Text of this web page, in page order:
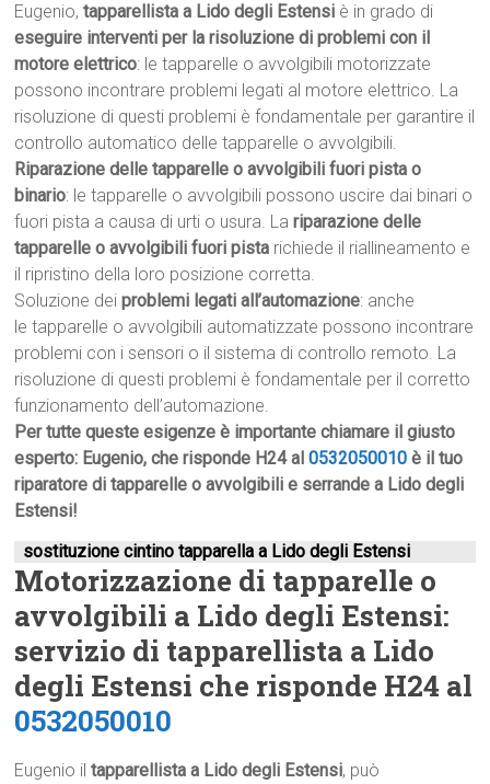
Eugenio,tapparellista a Lido degli Estensi è in grado di
eseguire interventi per la risoluzione di problemi con il
motore elettrico: le tapparelle o avvolgibili motorizzate
possono incontrare problemi legati al motore elettrico. La
risoluzione di questi problemi è fondamentale per garantire il
controllo automatico delle tapparelle o avvolgibili.
Riparazione delle tapparelle o avvolgibili fuori pista o
binario: le tapparelle o avvolgibili possono uscire dai binari o
fuori pista a causa di urti o usura. Lariparazione delle
tapparelle o avvolgibili fuori pista richiede il riallineamento e
il ripristino della loro posizione corretta.
Soluzione deiproblemi legati all’automazione: anche
le tapparelle o avvolgibili automatizzate possono incontrare
problemi con i sensori o il sistema di controllo remoto. La
risoluzione di questi problemi è fondamentale per il corretto
funzionamento dell’automazione.
Per tutte queste esigenze è importante chiamare il giusto
esperto: Eugenio, che risponde H24 al0532050010 è il tuo
riparatore di tapparelle o avvolgibili e serrande a Lido degli
Estensi!
sostituzione cintino tapparella a Lido degli Estensi
Motorizzazione di tapparelle o
avvolgibili a Lido degli Estensi:
servizio di tapparellista a Lido
degli Estensi che risponde H24 al
0532050010
Eugenio iltapparellista a Lido degli Estensi, può